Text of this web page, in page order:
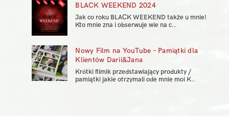
BLACK WEEKEND 2024
Jak co roku BLACK WEEKEND także u mnie!
Kto mnie zna i obserwuje wie na c..
Nowy Film na YouTube – Pamiątki dla
Klientów Darii&Jana
Krótki filmik przedstawiający produkty /
pamiątki jakie otrzymali ode mnie moi K..